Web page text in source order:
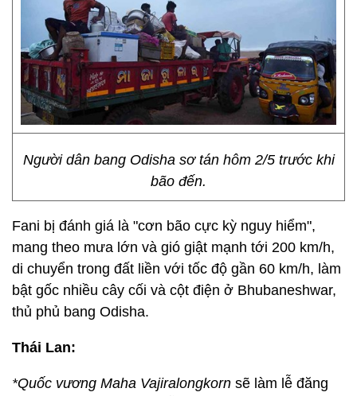
Người dân bang Odisha sơ tán hôm 2/5 trước khi
bão đến.
Fani bị đánh giá là "cơn bão cực kỳ nguy hiểm",
mang theo mưa lớn và gió giật mạnh tới 200 km/h,
di chuyển trong đất liền với tốc độ gần 60 km/h, làm
bật gốc nhiều cây cối và cột điện ở Bhubaneshwar,
thủ phủ bang Odisha.
Thái Lan:
*Quốc vương Maha Vajiralongkorn sẽ làm lễ đăng